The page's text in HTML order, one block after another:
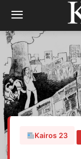
Kairos 23